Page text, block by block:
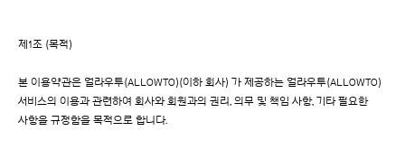
제1조 (목적)
본 이용약관은 얼라우투(ALLOWTO)(이하 회사) 가 제공하는 얼라우투(ALLOWTO)
서비스의 이용과 관련하여 회사와 회원과의 권리, 의무 및 책임 사항, 기타 필요한
사항을 규정함을 목적으로 합니다.